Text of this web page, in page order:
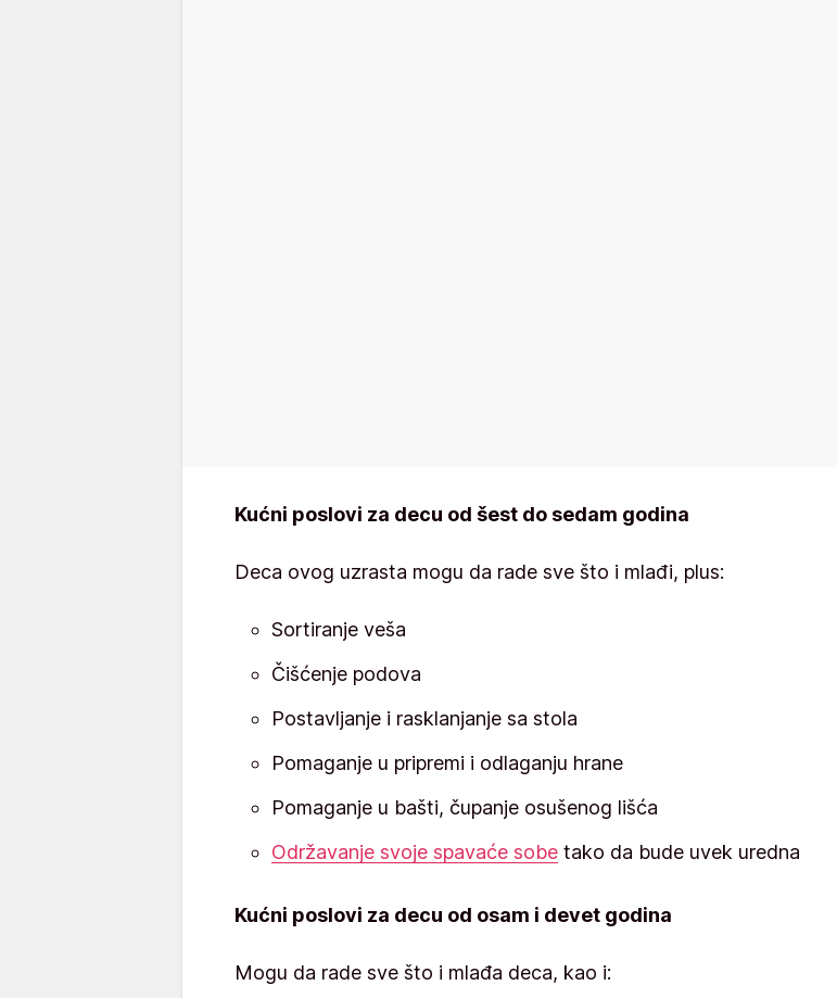
Kućni poslovi za decu od šest do sedam godina
Deca ovog uzrasta mogu da rade sve što i mlađi, plus:
Sortiranje veša
Čišćenje podova
Postavljanje i rasklanjanje sa stola
Pomaganje u pripremi i odlaganju hrane
Pomaganje u bašti, čupanje osušenog lišća
Održavanje svoje spavaće sobe tako da bude uvek uredna
Kućni poslovi za decu od osam i devet godina
Mogu da rade sve što i mlađa deca, kao i: